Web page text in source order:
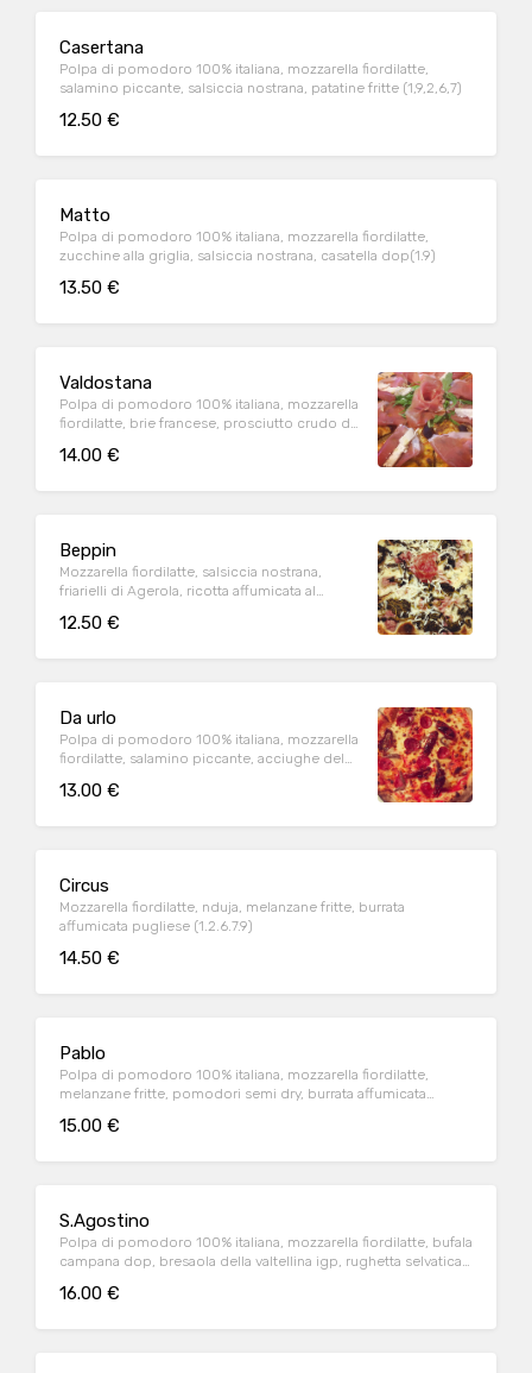
Casertana
Polpa di pomodoro 100% italiana, mozzarella fiordilatte,
salamino piccante, salsiccia nostrana, patatine fritte (1,9,2,6,7)
12.50 €
Matto
Polpa di pomodoro 100% italiana, mozzarella fiordilatte,
zucchine alla griglia, salsiccia nostrana, casatella dop(1.9)
13.50 €
Valdostana
Polpa di pomodoro 100% italiana, mozzarella
fiordilatte, brie francese, prosciutto crudo di
14.00 €
Beppin
Mozzarella fiordilatte, salsiccia nostrana,
friarielli di Agerola, ricotta affumicata al
12.50 €
Da urlo
Polpa di pomodoro 100% italiana, mozzarella
fiordilatte, salamino piccante, acciughe del
13.00 €
Circus
Mozzarella fiordilatte, nduja, melanzane fritte, burrata
affumicata pugliese (1.2.6.7.9)
14.50 €
Pablo
Polpa di pomodoro 100% italiana, mozzarella fiordilatte,
melanzane fritte, pomodori semi dry, burrata affumicata
15.00 €
S.Agostino
Polpa di pomodoro 100% italiana, mozzarella fiordilatte, bufala
campana dop, bresaola della valtellina igp, rughetta selvatica,
16.00 €